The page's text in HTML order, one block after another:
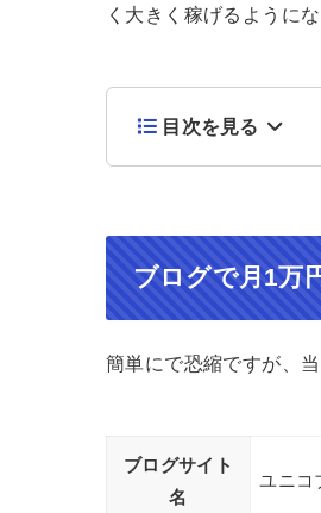
く大きく稼げるように
目次を見る
ブログで月1万
簡単にで恐縮ですが、
ブログサイト
名
ユニコ